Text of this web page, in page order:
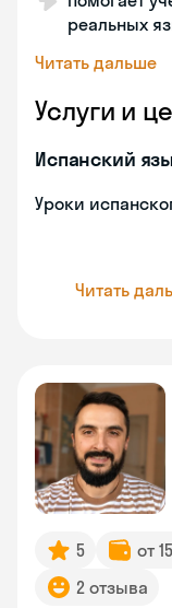
реальных
Читать дальше
Услуги и
Испанский
Уроки
Читать
5 от
2 отзыва